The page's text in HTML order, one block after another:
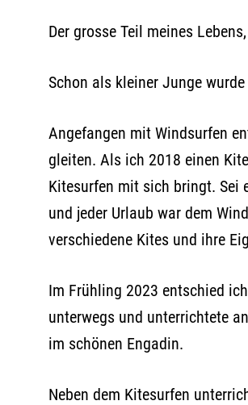
Der grosse Teil meines
Schon als kleiner Junge
Angefangen mit Windsurfen
gleiten. Als ich 2018 einen
Kitesurfen mit sich bringt. Sei
und jeder Urlaub war dem
verschiedene Kites und ihre
Im Frühling 2023 entschied
unterwegs und unterrichtete
im schönen Engadin.
Neben dem Kitesurfen